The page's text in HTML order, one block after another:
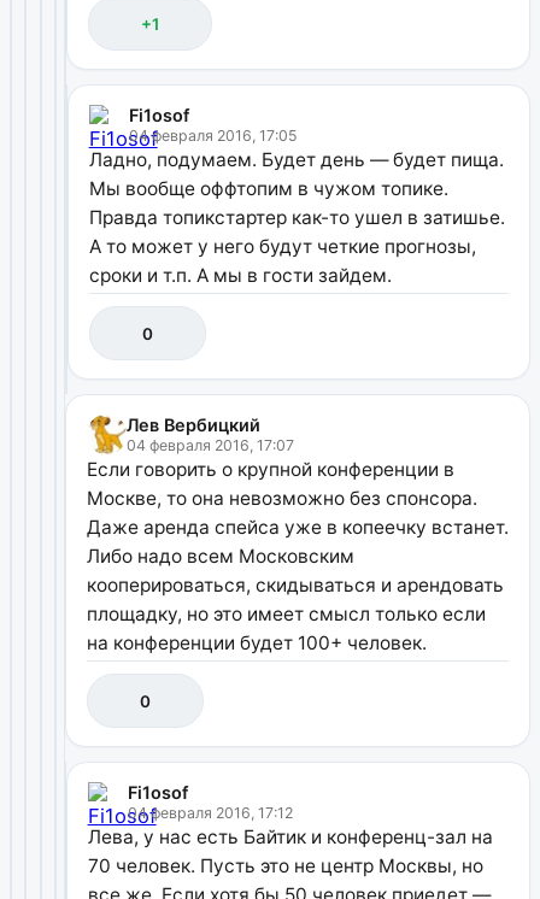
+1
Fi1osof
04 февраля 2016, 17:05
Ладно, подумаем. Будет день — будет пища.
Мы вообще оффтопим в чужом топике.
Правда топикстартер как-то ушел в затишье.
А то может у него будут четкие прогнозы,
сроки и т.п. А мы в гости зайдем.
0
Лев Вербицкий
04 февраля 2016, 17:07
Если говорить о крупной конференции в
Москве, то она невозможно без спонсора.
Даже аренда спейса уже в копеечку встанет.
Либо надо всем Московским
кооперироваться, скидываться и арендовать
площадку, но это имеет смысл только если
на конференции будет 100+ человек.
0
Fi1osof
04 февраля 2016, 17:12
Лева, у нас есть Байтик и конференц-зал на
70 человек. Пусть это не центр Москвы, но
все же. Если хотя бы 50 человек приедет —